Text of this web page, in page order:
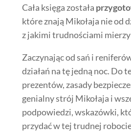
Cała księga została
które znają Mikołaja nie od
z jakimi trudnościami mierzy
Zaczynając od sań i
działań na tę jedną noc. Do
prezentów, zasady
genialny strój Mikołaja i
podpowiedzi, wskazówki,
przydać w tej trudnej